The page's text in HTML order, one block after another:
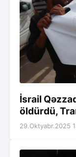
İsrail
öldürdü,
29.Oktyabr.2025